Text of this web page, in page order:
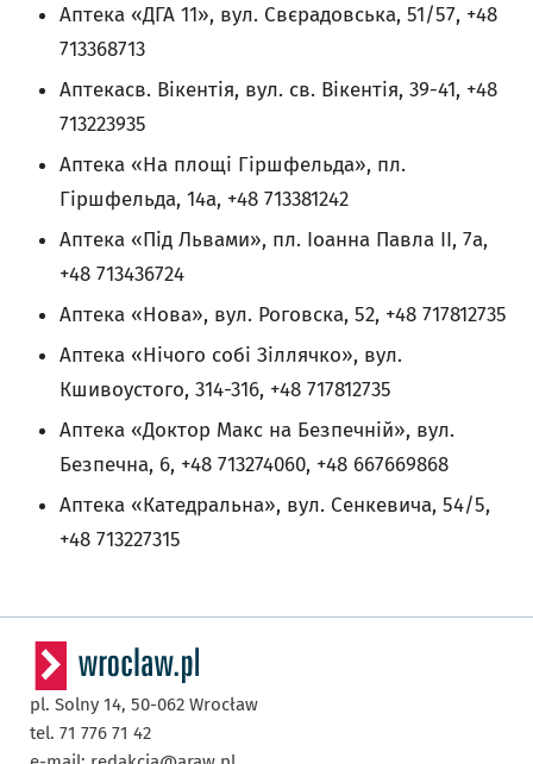
Аптека «ДГА 11», вул. Свєрадовська, 51/57, +48
713368713
Аптекасв. Вікентія, вул. св. Вікентія, 39-41, +48
713223935
Аптека «На площі Гіршфельда», пл.
Гіршфельда, 14a, +48 713381242
Аптека «Під Львами», пл. Іоанна Павла ІІ, 7a,
+48 713436724
Аптека «Нова», вул. Роговска, 52, +48 717812735
Аптека «Нічого собі Зіллячко», вул.
Кшивоустого, 314-316, +48 717812735
Аптека «Доктор Макс на Безпечній», вул.
Безпечна, 6, +48 713274060, +48 667669868
Аптека «Катедральна», вул. Сенкевича, 54/5,
+48 713227315
pl. Solny 14, 50-062 Wrocław
tel. 71 776 71 42